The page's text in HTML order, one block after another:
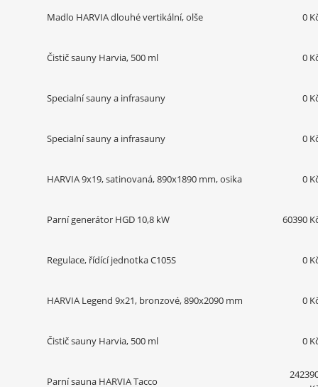
Madlo HARVIA dlouhé vertikální, olše 0
Čistič sauny Harvia, 500 ml 0
Specialní sauny a infrasauny 0
Specialní sauny a infrasauny 0
HARVIA 9x19, satinovaná, 890x1890 mm, osika 0
Parní generátor HGD 10,8 kW 60390
Regulace, řídící jednotka C105S 0
HARVIA Legend 9x21, bronzové, 890x2090 mm 0
Čistič sauny Harvia, 500 ml 0
Parní sauna HARVIA Tacco